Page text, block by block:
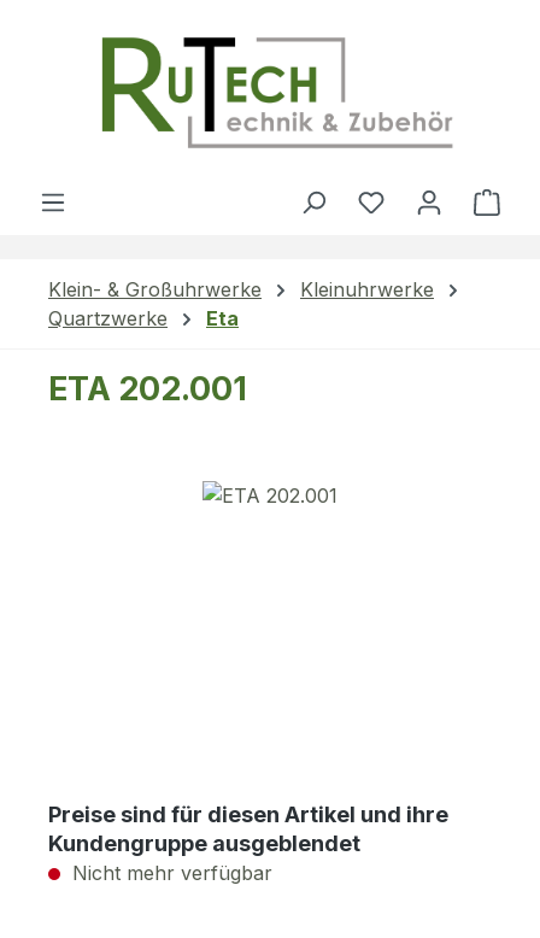
Du hast 0
Klein- & Großuhrwerke
Kleinuhrwerke
Quartzwerke
Eta
ETA 202.001
Bildergalerie überspringen
Preise sind für diesen Artikel und ihre
Kundengruppe ausgeblendet
Nicht mehr verfügbar